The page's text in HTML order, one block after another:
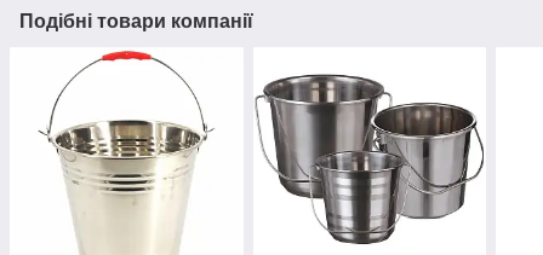
Подібні товари компанії